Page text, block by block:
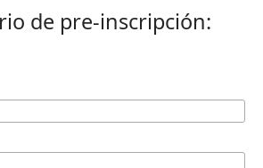
de pre-inscripción: